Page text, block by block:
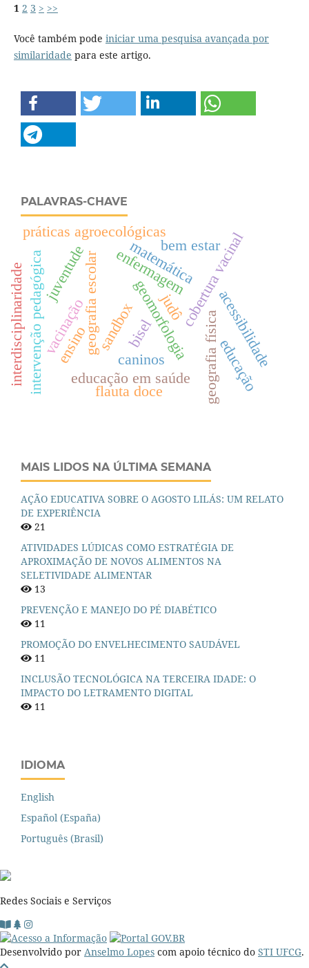
1 2 3 > >>
Você também pode iniciar uma pesquisa avançada por
similaridade para este artigo.
PALAVRAS-CHAVE
geografia física
geomorfologia
geografia escolarsandbox cobertura vacinal
educação em saúde
enfermagem
vacinação
intervenção pedagógica ensino bisel
flauta doce
matemática
práticas agroecológicas
bem estar
acessibilidade
educação
judô
interdisciplinaridade caninos
juventude
MAIS LIDOS NA ÚLTIMA SEMANA
AÇÃO EDUCATIVA SOBRE O AGOSTO LILÁS: UM RELATO
DE EXPERIÊNCIA
21
ATIVIDADES LÚDICAS COMO ESTRATÉGIA DE
APROXIMAÇÃO DE NOVOS ALIMENTOS NA
SELETIVIDADE ALIMENTAR
13
PREVENÇÃO E MANEJO DO PÉ DIABÉTICO
11
PROMOÇÃO DO ENVELHECIMENTO SAUDÁVEL
11
INCLUSÃO TECNOLÓGICA NA TERCEIRA IDADE: O
IMPACTO DO LETRAMENTO DIGITAL
11
IDIOMA
English
Español (España)
Português (Brasil)
Redes Sociais e Serviços
Desenvolvido por Anselmo Lopes com apoio técnico do STI UFCG.